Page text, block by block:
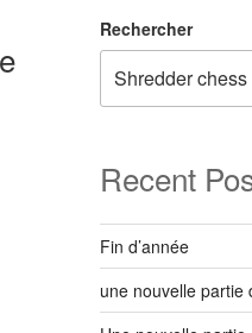
Rechercher
Recent
Fin d’année
une nouvelle partie